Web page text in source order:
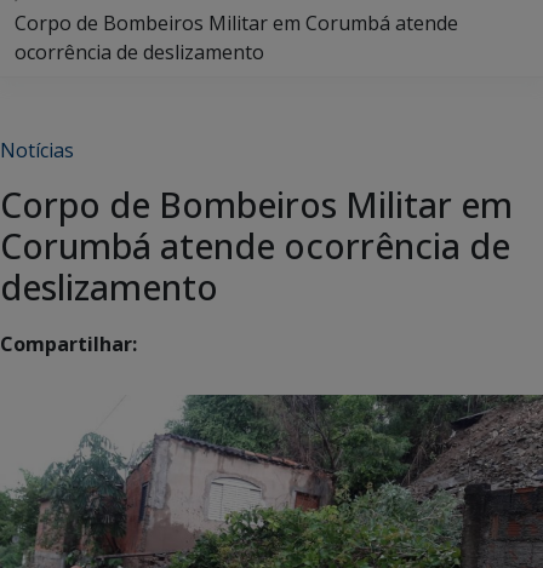
Corpo de Bombeiros Militar em Corumbá atende
ocorrência de deslizamento
Notícias
Corpo de Bombeiros Militar em
Corumbá atende ocorrência de
deslizamento
Compartilhar: